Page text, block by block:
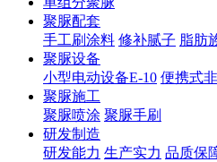
聚脲配套
手工刷涂料 修补腻子 脂肪
聚脲设备
小型电动设备E-10 便携式
聚脲施工
聚脲喷涂 聚脲手刷
研发制造
研发能力 生产实力 品质保